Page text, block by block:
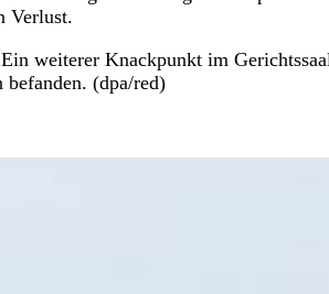
Verlust.
weiterer Knackpunkt im
befanden. (dpa/red)